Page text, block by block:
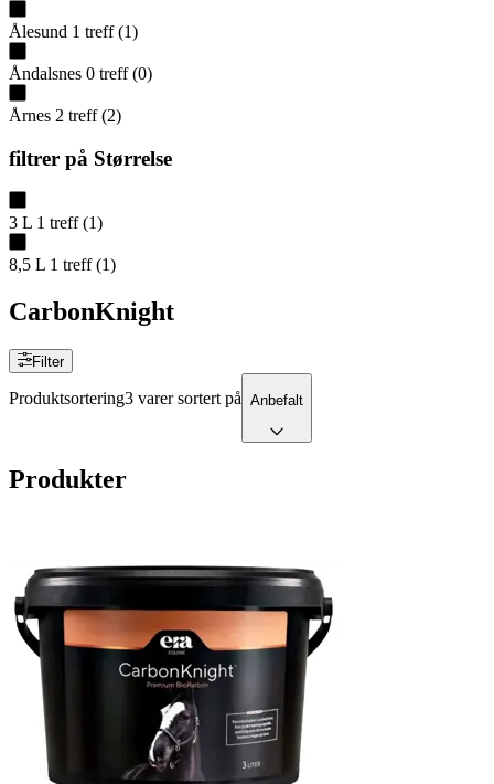
Ålesund 1 treff (1)
Åndalsnes 0 treff (0)
Årnes 2 treff (2)
filtrer på Størrelse
3 L 1 treff (1)
8,5 L 1 treff (1)
CarbonKnight
Filter
Produktsortering3 varer sortert på Anbefalt
Produkter